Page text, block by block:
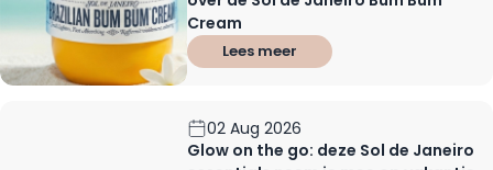
Cream
Lees meer
02 Aug 2026
Glow on the go: deze Sol de Janeiro